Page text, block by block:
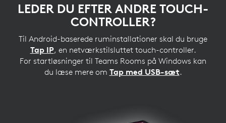
LEDER DU EFTER ANDRE TOUCH-
CONTROLLER?
Til Android-baserede ruminstallationer skal du bruge
Tap IP, en netværkstilsluttet touch-controller.
For startløsninger til Teams Rooms på Windows kan
du læse mere om Tap med USB-sæt.